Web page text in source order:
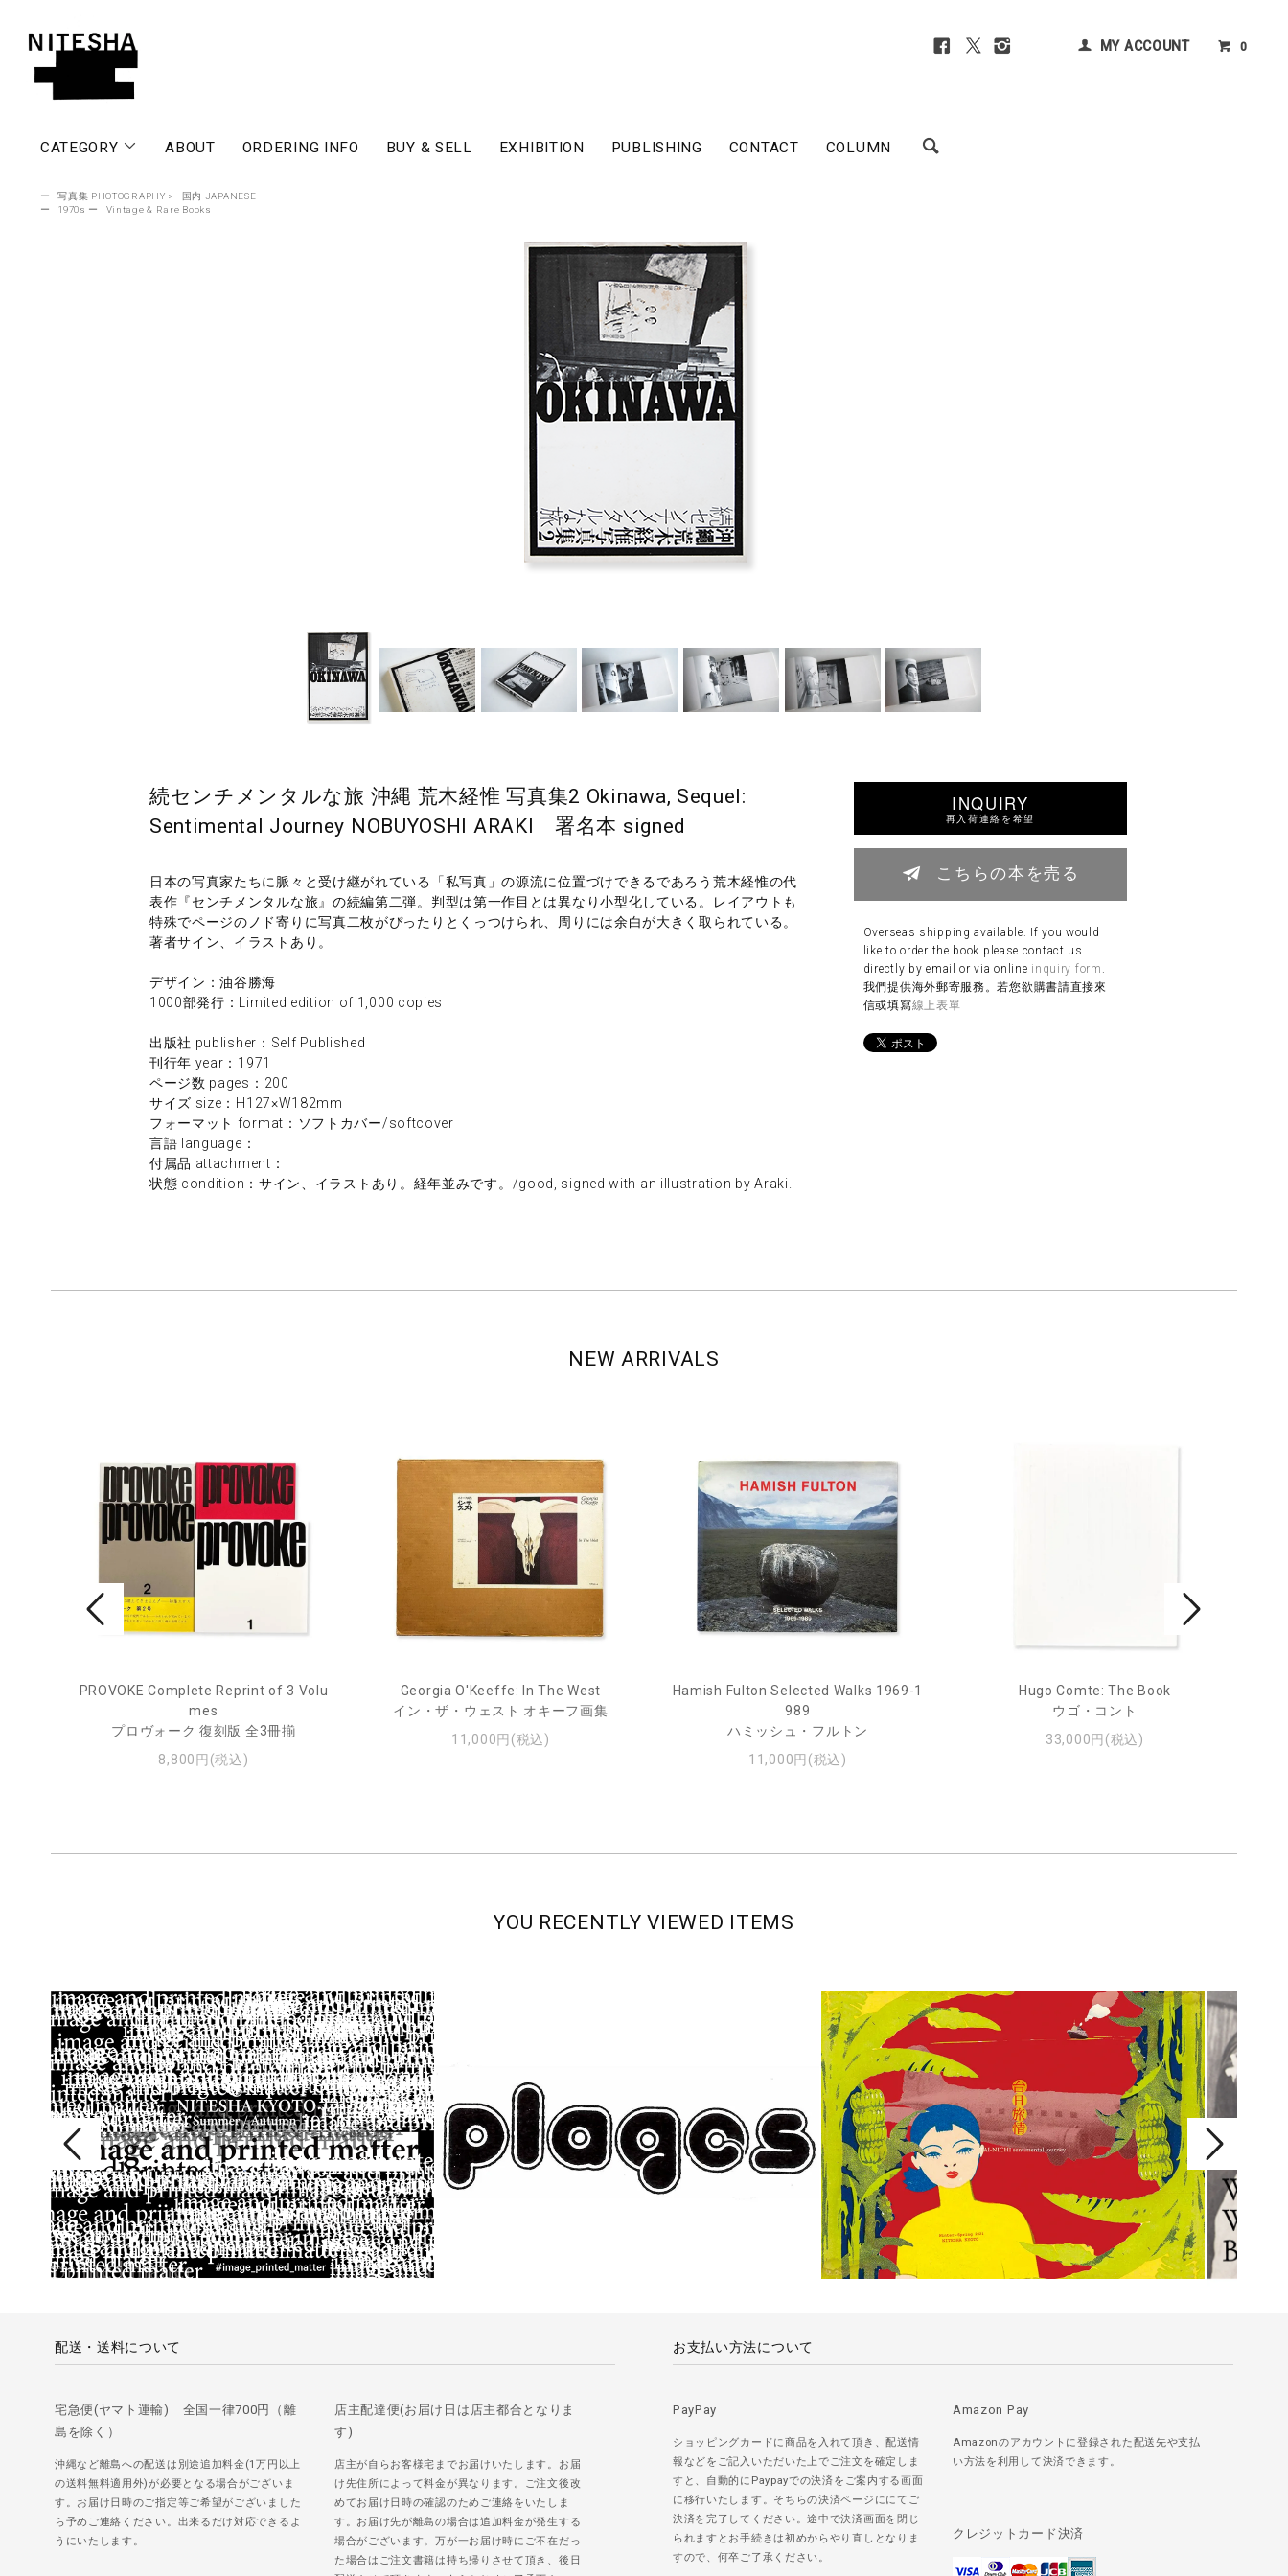
MY ACCOUNT 0
CATEGORY ABOUT ORDERING INFO BUY & SELL EXHIBITION PUBLISHING CONTACT COLUMN
ー 写真集 PHOTOGRAPHY >
国内 JAPANESE
ー
1970s ー Vintage & Rare Books
続センチメンタルな旅 沖縄 荒木経惟 写真集2 Okinawa, Sequel:
Sentimental Journey NOBUYOSHI ARAKI 署名本 signed
日本の写真家たちに脈々と受け継がれている「私写真」の源流に位置づけできるであろう荒木経惟の代
表作『センチメンタルな旅』の続編第二弾。判型は第一作目とは異なり小型化している。レイアウトも
特殊でページのノド寄りに写真二枚がぴったりとくっつけられ、周りには余白が大きく取られている。
著者サイン、イラストあり。
デザイン：油谷勝海
1000部発行：Limited edition of 1,000 copies
出版社 publisher：Self Published
刊行年 year：1971
ページ数 pages：200
サイズ size：H127×W182mm
フォーマット format：ソフトカバー/softcover
言語 language：
付属品 attachment：
状態 condition：サイン、イラストあり。経年並みです。/good, signed with an illustration by Araki.
INQUIRY
再入荷連絡を希望
こちらの本を売る
Overseas shipping available. If you would
like to order the book please contact us
directly by email or via online inquiry form .
我們提供海外郵寄服務。若您欲購書請直接來
信或填寫線上表單
NEW ARRIVALS
PROVOKE Complete Reprint of 3 Volu
mes
プロヴォーク 復刻版 全3冊揃
8,800円(税込)
Georgia O'Keeffe: In The West
イン・ザ・ウェスト オキーフ画集
11,000円(税込)
Hamish Fulton Selected Walks 1969-1
989
ハミッシュ・フルトン
11,000円(税込)
Hugo Comte: The Book
ウゴ・コント
33,000円(税込)
YOU RECENTLY VIEWED ITEMS
配送・送料について
宅急便(ヤマト運輸) 全国一律700円（離
島を除く）
沖縄など離島への配送は別途追加料金(1万円以上
の送料無料適用外)が必要となる場合がございま
す。お届け日時のご指定等ご希望がございました
ら予めご連絡ください。出来るだけ対応できるよ
うにいたします。
店主配達便(お届け日は店主都合となりま
す)
店主が自らお客様宅までお届けいたします。お届
け先住所によって料金が異なります。ご注文後改
めてお届け日時の確認のためご連絡をいたしま
す。お届け先が離島の場合は追加料金が発生する
場合がございます。万が一お届け時にご不在だっ
た場合はご注文書籍は持ち帰りさせて頂き、後日
お支払い方法について
PayPay
ショッピングカードに商品を入れて頂き、配送情
報などをご記入いただいた上でご注文を確定しま
すと、自動的にPaypayでの決済をご案内する画面
に移行いたします。そちらの決済ページににてご
決済を完了してください。途中で決済画面を閉じ
られますとお手続きは初めからやり直しとなりま
すので、何卒ご了承ください。
Amazon Pay
Amazonのアカウントに登録された配送先や支払
い方法を利用して決済できます。
クレジットカード決済